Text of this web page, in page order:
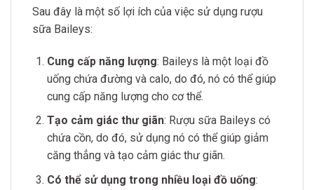
Sau đây là một số lợi ích của việc sử dụng rượu
sữa Baileys:
Cung cấp năng lượng: Baileys là một loại đồ
uống chứa đường và calo, do đó, nó có thể giúp
cung cấp năng lượng cho cơ thể.
Tạo cảm giác thư giãn: Rượu sữa Baileys có
chứa cồn, do đó, sử dụng nó có thể giúp giảm
căng thẳng và tạo cảm giác thư giãn.
Có thể sử dụng trong nhiều loại đồ uống: